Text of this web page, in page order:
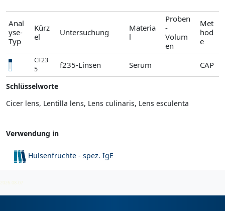
Anal
yse-
Typ
Kürz
el
Untersuchung
Materia
l
Proben
-
Volum
en
Met
hod
e
CF23
5
f235-Linsen Serum CAP
Schlüsselworte
Cicer lens, Lentilla lens, Lens culinaris, Lens esculenta
Verwendung in
Hülsenfrüchte - spez. IgE
2026-08-07